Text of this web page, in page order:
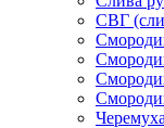
СВГ
Черемуха